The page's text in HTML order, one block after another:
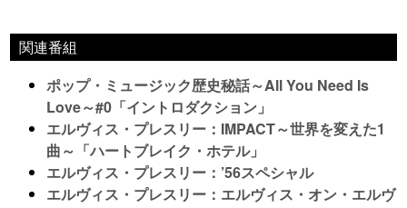
関連番組
ポップ・ミュージック歴史秘話～All You Need Is
Love～#0「イントロダクション」
エルヴィス・プレスリー：IMPACT～世界を変えた1
曲～「ハートブレイク・ホテル」
エルヴィス・プレスリー：’56スペシャル
エルヴィス・プレスリー：エルヴィス・オン・エルヴ